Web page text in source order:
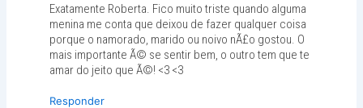
Exatamente Roberta. Fico muito triste quando alguma
menina me conta que deixou de fazer qualquer coisa
porque o namorado, marido ou noivo nÃ£o gostou. O
mais importante Ã© se sentir bem, o outro tem que te
amar do jeito que Ã©! <3 <3
Responder